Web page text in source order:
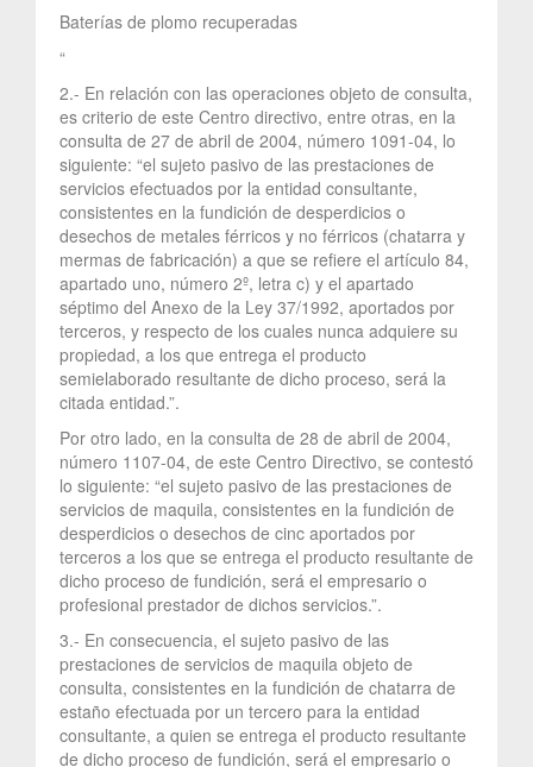
Baterías de plomo recuperadas
“
2.- En relación con las operaciones objeto de consulta,
es criterio de este Centro directivo, entre otras, en la
consulta de 27 de abril de 2004, número 1091-04, lo
siguiente: “el sujeto pasivo de las prestaciones de
servicios efectuados por la entidad consultante,
consistentes en la fundición de desperdicios o
desechos de metales férricos y no férricos (chatarra y
mermas de fabricación) a que se refiere el artículo 84,
apartado uno, número 2º, letra c) y el apartado
séptimo del Anexo de la Ley 37/1992, aportados por
terceros, y respecto de los cuales nunca adquiere su
propiedad, a los que entrega el producto
semielaborado resultante de dicho proceso, será la
citada entidad.”.
Por otro lado, en la consulta de 28 de abril de 2004,
número 1107-04, de este Centro Directivo, se contestó
lo siguiente: “el sujeto pasivo de las prestaciones de
servicios de maquila, consistentes en la fundición de
desperdicios o desechos de cinc aportados por
terceros a los que se entrega el producto resultante de
dicho proceso de fundición, será el empresario o
profesional prestador de dichos servicios.”.
3.- En consecuencia, el sujeto pasivo de las
prestaciones de servicios de maquila objeto de
consulta, consistentes en la fundición de chatarra de
estaño efectuada por un tercero para la entidad
consultante, a quien se entrega el producto resultante
de dicho proceso de fundición, será el empresario o